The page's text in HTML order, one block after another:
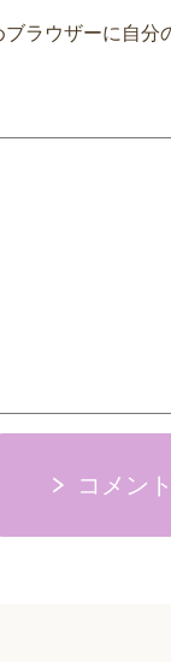
ラウザーに自
コメン